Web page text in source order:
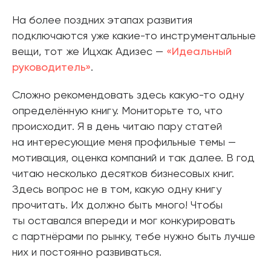
На более поздних этапах развития
подключаются уже какие-то инструментальные
вещи, тот же Ицхак Адизес — «Идеальный
руководитель».
Сложно рекомендовать здесь какую-то одну
определённую книгу. Мониторьте то, что
происходит. Я в день читаю пару статей
на интересующие меня профильные темы —
мотивация, оценка компаний и так далее. В год
читаю несколько десятков бизнесовых книг.
Здесь вопрос не в том, какую одну книгу
прочитать. Их должно быть много! Чтобы
ты оставался впереди и мог конкурировать
с партнёрами по рынку, тебе нужно быть лучше
них и постоянно развиваться.